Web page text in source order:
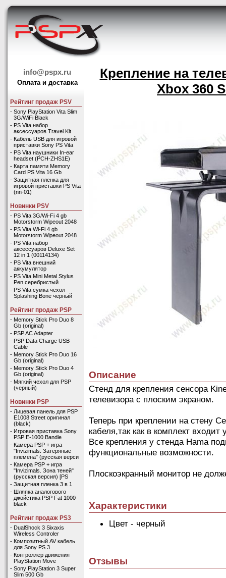
info@pspx.ru
Оплата и доставка
Рейтинг продаж PSV
- Sony PlayStation Vita Slim
3G/WiFi Black
- PS Vita набор
аксессуаров Travel Kit
- Кабель USB для игровой
приставки Sony PS Vita
- PS Vita наушники In-ear
headset (PCH-ZHS1E)
- Карта памяти Memory
Card PS Vita 16 Gb
- Защитная пленка для
игровой приставки PS Vita
(nn-01)
Новинки PSV
- PS Vita 3G/Wi-Fi 4 gb
Motorstorm Wipeout 2048
- PS Vita Wi-Fi 4 gb
Motorstorm Wipeout 2048
- PS Vita набор
аксессуаров Deluxe Set
12 in 1 (00114134)
- PS Vita внешний
аккумулятор
- PS Vita Mini Metal Stylus
Pen серебристый
- PS Vita сумка чехол
Splashing Bone черный
Рейтинг продаж PSP
- Memory Stick Pro Duo 8
Gb (original)
- PSP AC Adapter
- PSP Data Charge USB
Cable
- Memory Stick Pro Duo 16
Gb (original)
- Memory Stick Pro Duo 4
Gb (original)
- Мягкий чехол для PSP
(черный)
Новинки PSP
- Лицевая панель для PSP
E1008 Street оригинал
(black)
- Игровая приставка Sony
PSP E-1000 Bandle
- Камера PSP + игра
"Invizimals. Затеряные
племена" (русская верси
- Камера PSP + игра
"Invizimals. Зона теней"
(русская версия) [PS
- Защитная пленка 3 в 1
- Шляпка аналогового
джойстика PSP Fat 1000
black
Рейтинг продаж PS3
- DualShock 3 Sixaxis
Wireless Controler
- Композитный AV кабель
для Sony PS 3
- Контроллер движения
PlayStation Move
- Sony PlayStation 3 Super
Slim 500 Gb
Крепление на
Xbox 360
Описание
Стенд для крепления сенсора
телевизора с плоским экраном.
Теперь при креплении на стену
кабеля,так как в комплект
Все крепления у стенда Hama
функциональные возможности.
Плоскоэкранный монитор не
Характеристики
Цвет - черный
Отзывы